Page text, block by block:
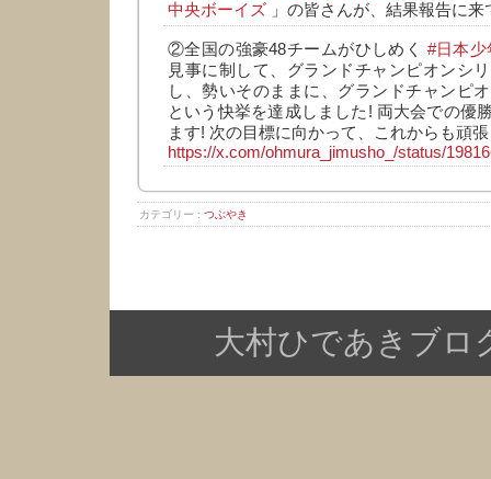
中央ボーイズ 」の皆さんが、結果報告に来
②全国の強豪48チームがひしめく #日本
見事に制して、グランドチャンピオンシ
し、勢いそのままに、グランドチャンピ
という快挙を達成しました! 両大会での優
ます! 次の目標に向かって、これからも頑
https://x.com/ohmura_jimusho_/status/
カテゴリー : つぶやき
大村ひであきブロ